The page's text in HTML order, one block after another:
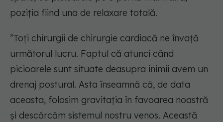
poziția fiind una de relaxare totală.
”Toți chirurgii de chirurgie cardiacă ne învață
următorul lucru. Faptul că atunci când
picioarele sunt situate deasupra inimii avem un
drenaj postural. Asta înseamnă că, de data
aceasta, folosim gravitația în favoarea noastră
și descărcăm sistemul nostru venos. Această